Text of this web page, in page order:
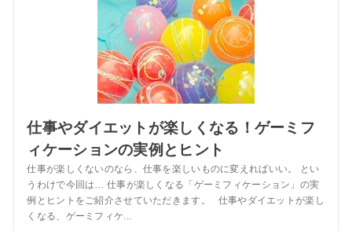
仕事やダイエットが楽しくなる！ゲーミフ
ィケーションの実例とヒント
仕事が楽しくないのなら、仕事を楽しいものに変えればいい。 とい
うわけで今回は… 仕事が楽しくなる「ゲーミフィケーション」の実
例とヒントをご紹介させていただきます。 仕事やダイエットが楽し
くなる、ゲーミフィケ...